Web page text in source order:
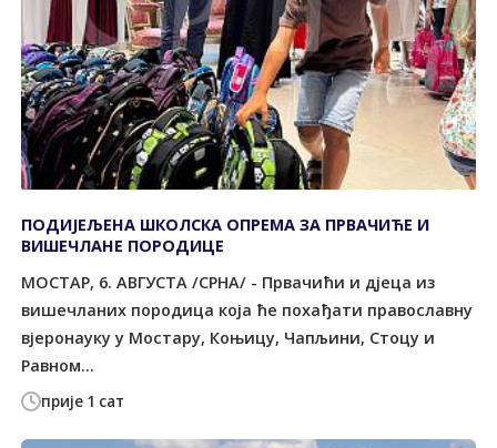
прије 1 сат
ПОДИЈЕЉЕНА ШКОЛСКА ОПРЕМА ЗА ПРВАЧИЋЕ И
ВИШЕЧЛАНЕ ПОРОДИЦЕ
МОСTАР, 6. АВГУСTА /СРНА/ - Првачићи и дјеца из
вишечланих породица која ће похађати православну
вјеронауку у Мостару, Коњицу, Чапљини, Стоцу и
Равном...